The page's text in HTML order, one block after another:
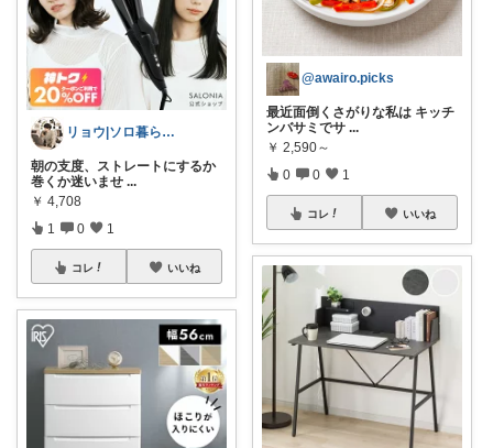
リョウ|ソロ暮らし帖
朝の支度、ストレートにするか
巻くか迷いませ ...
￥ 4,708
1 0 1
コレ いいね
@awairo.picks
最近面倒くさがりな私は キッチ
ンバサミでサ ...
￥ 2,590～
0 0 1
コレ いいね